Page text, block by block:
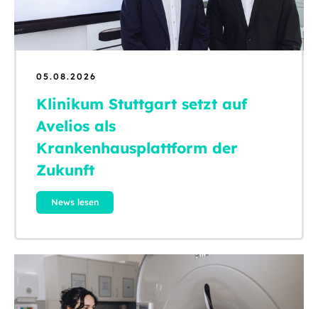
05.08.2026
Klinikum Stuttgart setzt auf
Avelios als
Krankenhausplattform der
Zukunft
News lesen